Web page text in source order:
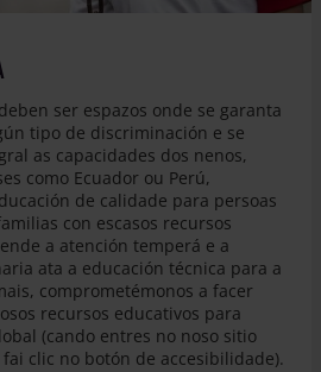
ser espazos onde se garanta
tipo de discriminación e se
as capacidades dos nenos,
como Ecuador ou Perú,
de calidade para persoas
con escasos recursos
a atención temperá e a
ata a educación técnica para a
comprometémonos a facer
recursos educativos para
(cando entres no noso sitio
fai clic no botón de accesibilidade).